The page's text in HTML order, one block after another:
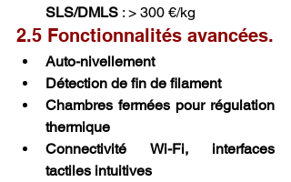
SLS/DMLS : > 300 €/kg
2.5 Fonctionnalités avancées.
Auto-nivellement
Détection de fin de filament
Chambres fermées pour régulation
thermique
Connectivité Wi-Fi, interfaces
tactiles intuitives